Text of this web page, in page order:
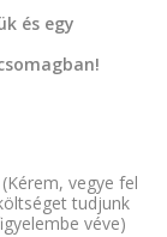
és egy
vegye fel
tudjunk
véve)